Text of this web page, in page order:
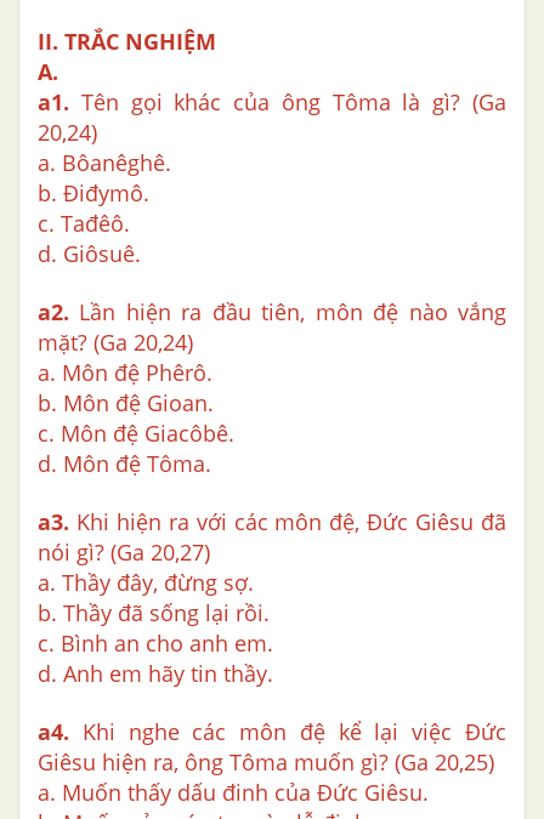
II. TRẮC NGHIỆM
A.
a1. Tên gọi khác của ông Tôma là gì? (Ga
20,24)
a. Bôanêghê.
b. Điđymô.
c. Tađêô.
d. Giôsuê.
a2. Lần hiện ra đầu tiên, môn đệ nào vắng
mặt? (Ga 20,24)
a. Môn đệ Phêrô.
b. Môn đệ Gioan.
c. Môn đệ Giacôbê.
d. Môn đệ Tôma.
a3. Khi hiện ra với các môn đệ, Đức Giêsu đã
nói gì? (Ga 20,27)
a. Thầy đây, đừng sợ.
b. Thầy đã sống lại rồi.
c. Bình an cho anh em.
d. Anh em hãy tin thầy.
a4. Khi nghe các môn đệ kể lại việc Đức
Giêsu hiện ra, ông Tôma muốn gì? (Ga 20,25)
a. Muốn thấy dấu đinh của Đức Giêsu.